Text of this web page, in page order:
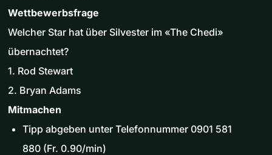
Wettbewerbsfrage
Welcher Star hat über Silvester im «The Chedi»
übernachtet?
1. Rod Stewart
2. Bryan Adams
Mitmachen
Tipp abgeben unter Telefonnummer 0901 581
880 (Fr. 0.90/min)